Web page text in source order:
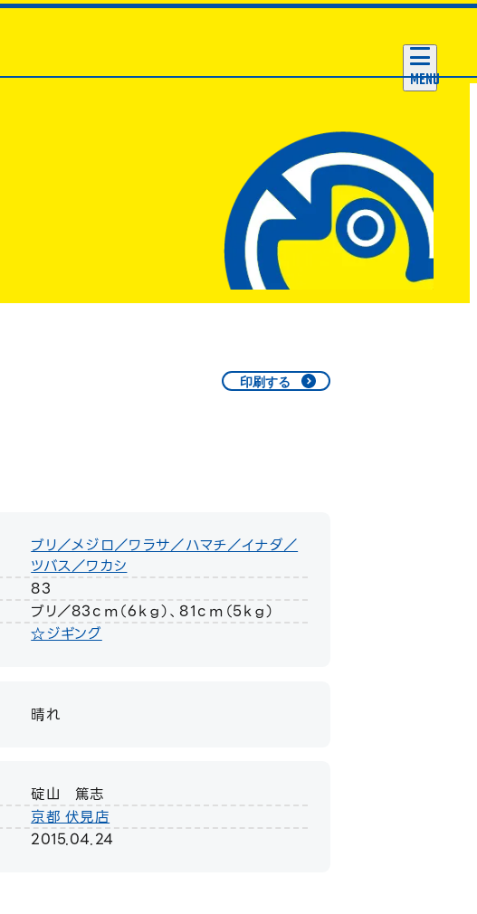
MENU
印刷する
ブリ／メジロ／ワラサ／ハマチ／イナダ／
ツバス／ワカシ
83
ブリ／83ｃｍ（6ｋｇ）、81ｃｍ（5ｋｇ）
☆ジギング
晴れ
碇山 篤志
京都 伏見店
2015.04.24